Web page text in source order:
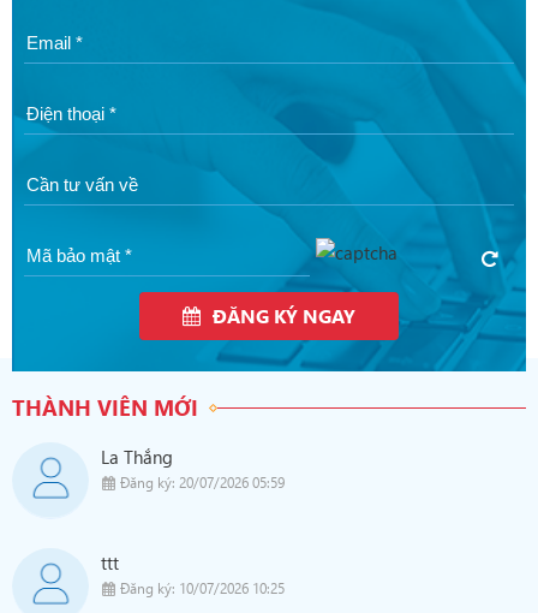
ĐĂNG KÝ NGAY
THÀNH VIÊN MỚI
La Thắng
Đăng ký: 20/07/2026 05:59
ttt
Đăng ký: 10/07/2026 10:25